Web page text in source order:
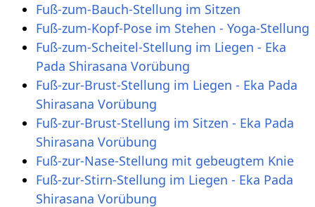
Fuß-zum-Bauch-Stellung im Sitzen
Fuß-zum-Kopf-Pose im Stehen - Yoga-Stellung
Fuß-zum-Scheitel-Stellung im Liegen - Eka
Pada Shirasana Vorübung
Fuß-zur-Brust-Stellung im Liegen - Eka Pada
Shirasana Vorübung
Fuß-zur-Brust-Stellung im Sitzen - Eka Pada
Shirasana Vorübung
Fuß-zur-Nase-Stellung mit gebeugtem Knie
Fuß-zur-Stirn-Stellung im Liegen - Eka Pada
Shirasana Vorübung